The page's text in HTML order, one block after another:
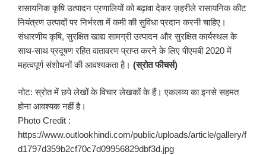
रासायनिक कृषि उत्पादन प्रणालियों को बढ़ावा देकर ज़हरीले रासायनिक कीट
नियंत्रण उत्पादों पर निर्भरता में कमी की सुविधा प्रदान करनी चाहिए।
संधारणीय कृषि, सुरक्षित खाद्य सामग्री उत्पादन और सुरक्षित कार्यस्थल के
साथ-साथ प्रदूषण रहित वातावरण प्राप्त करने के लिए पीएमबी 2020 में
महत्वपूर्ण संशोधनों की आवश्यकता है। (स्रोत फीचर्स)
नोट: स्रोत में छपे लेखों के विचार लेखकों के हैं। एकलव्य का इनसे सहमत
होना आवश्यक नहीं है।
Photo Credit :
https://www.outlookhindi.com/public/uploads/article/gallery/f
d1797d359b2cf70c7d09956829dbf3d.jpg